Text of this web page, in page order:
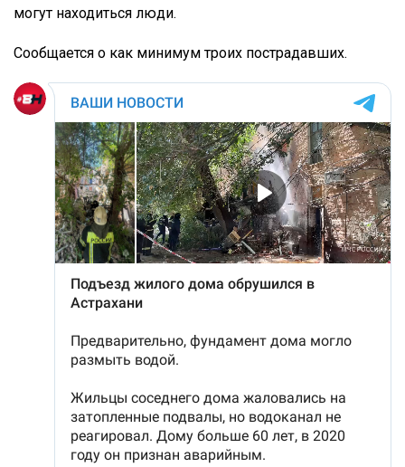
могут находиться люди.
Сообщается о как минимум троих пострадавших.